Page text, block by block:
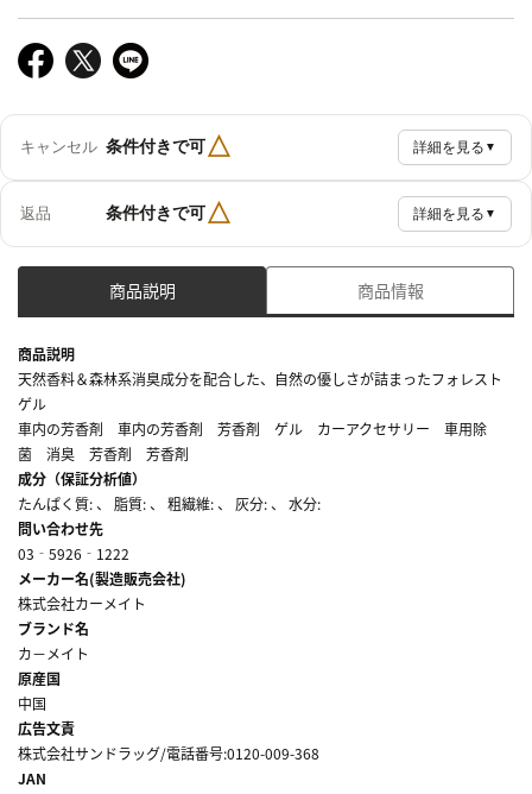
キャンセル 条件付きで可△ 詳細を見る ▼
返品 条件付きで可△ 詳細を見る ▼
商品説明 商品情報
商品説明
天然香料＆森林系消臭成分を配合した、自然の優しさが詰まったフォレスト
ゲル
車内の芳香剤 車内の芳香剤 芳香剤 ゲル カーアクセサリー 車用除
菌 消臭 芳香剤 芳香剤
成分（保証分析値）
たんぱく質: 、 脂質: 、 粗繊維: 、 灰分: 、 水分:
問い合わせ先
03‐5926‐1222
メーカー名(製造販売会社)
株式会社カーメイト
ブランド名
カ－メイト
原産国
中国
広告文責
株式会社サンドラッグ/電話番号:0120-009-368
JAN